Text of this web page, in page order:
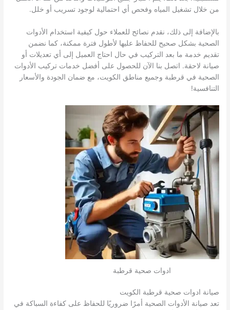
من خلال تشغيل المياه وفحص أي احتمالية لوجود تسريب أو خلل.
بالإضافة إلى ذلك، نقدم نصائح للعملاء حول كيفية استخدام الأدوات
الصحية بشكل صحيح للحفاظ عليها لأطول فترة ممكنة، كما نضمن
تقديم خدمة ما بعد التركيب في حال احتاج العميل إلى أي تعديلات أو
صيانة لاحقة. اتصل بنا الآن للحصول على أفضل خدمات تركيب الأدوات
الصحية في قرطبة وجميع مناطق الكويت، مع ضمان الجودة والأسعار
التنافسية!
ادوات صحية قرطبة
صيانة ادوات صحية قرطبة الكويت
تعد صيانة الأدوات الصحية أمرًا ضروريًا للحفاظ على كفاءة السباكة في